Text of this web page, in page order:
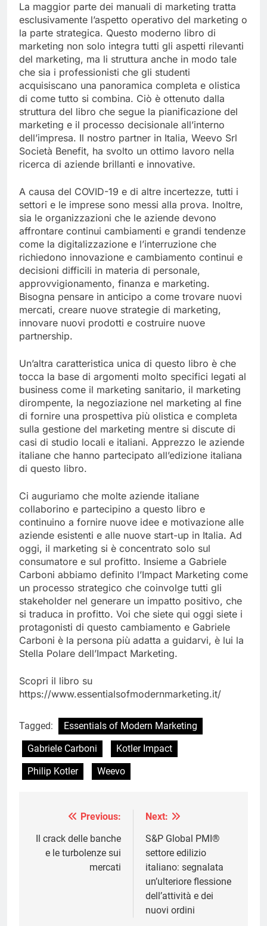
La maggior parte dei manuali di marketing tratta
esclusivamente l’aspetto operativo del marketing o
la parte strategica. Questo moderno libro di
marketing non solo integra tutti gli aspetti rilevanti
del marketing, ma li struttura anche in modo tale
che sia i professionisti che gli studenti
acquisiscano una panoramica completa e olistica
di come tutto si combina. Ciò è ottenuto dalla
struttura del libro che segue la pianificazione del
marketing e il processo decisionale all’interno
dell’impresa. Il nostro partner in Italia, Weevo Srl
Società Benefit, ha svolto un ottimo lavoro nella
ricerca di aziende brillanti e innovative.
A causa del COVID-19 e di altre incertezze, tutti i
settori e le imprese sono messi alla prova. Inoltre,
sia le organizzazioni che le aziende devono
affrontare continui cambiamenti e grandi tendenze
come la digitalizzazione e l’interruzione che
richiedono innovazione e cambiamento continui e
decisioni difficili in materia di personale,
approvvigionamento, finanza e marketing.
Bisogna pensare in anticipo a come trovare nuovi
mercati, creare nuove strategie di marketing,
innovare nuovi prodotti e costruire nuove
partnership.
Un’altra caratteristica unica di questo libro è che
tocca la base di argomenti molto specifici legati al
business come il marketing sanitario, il marketing
dirompente, la negoziazione nel marketing al fine
di fornire una prospettiva più olistica e completa
sulla gestione del marketing mentre si discute di
casi di studio locali e italiani. Apprezzo le aziende
italiane che hanno partecipato all’edizione italiana
di questo libro.
Ci auguriamo che molte aziende italiane
collaborino e partecipino a questo libro e
continuino a fornire nuove idee e motivazione alle
aziende esistenti e alle nuove start-up in Italia. Ad
oggi, il marketing si è concentrato solo sul
consumatore e sul profitto. Insieme a Gabriele
Carboni abbiamo definito l’Impact Marketing come
un processo strategico che coinvolge tutti gli
stakeholder nel generare un impatto positivo, che
si traduca in profitto. Voi che siete qui oggi siete i
protagonisti di questo cambiamento e Gabriele
Carboni è la persona più adatta a guidarvi, è lui la
Stella Polare dell’Impact Marketing.
Scopri il libro su
https://www.essentialsofmodernmarketing.it/
Tagged:
Essentials of Modern Marketing
Gabriele Carboni
Kotler Impact
Philip Kotler
Weevo
Navigazione
articoli
Previous:
Il crack delle banche
e le turbolenze sui
mercati
Next:
S&P Global PMI®
settore edilizio
italiano: segnalata
un’ulteriore flessione
dell’attività e dei
nuovi ordini